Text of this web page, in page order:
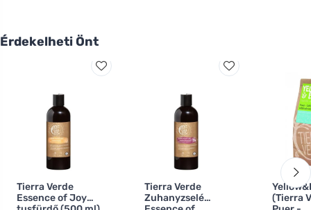
Érdekelheti Önt
Tierra Verde
Essence of Joy
Tierra Verde
Zuhanyzselé
(Tierra